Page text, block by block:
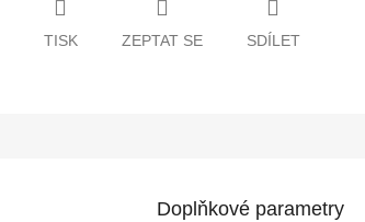
TISK ZEPTAT SE SDÍLET
Doplňkové parametry